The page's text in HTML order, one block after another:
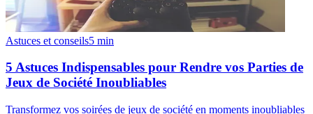
Astuces et conseils5 min
5 Astuces Indispensables pour Rendre vos Parties de
Jeux de Société Inoubliables
Transformez vos soirées de jeux de société en moments inoubliables